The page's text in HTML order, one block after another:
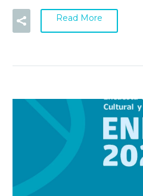
Read More